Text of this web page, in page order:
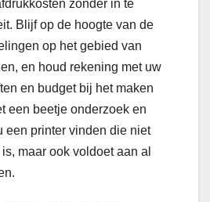
zonder in te
Blijf op de hoogte van de
op het gebied van
en houd rekening met uw
en budget bij het maken
een beetje onderzoek en
een printer vinden die niet
maar ook voldoet aan al